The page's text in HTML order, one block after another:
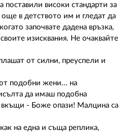
високи стандарти за
в детството им и гледат да
започвате дадена връзка,
изисквания. Не очаквайте
от силни, преуспели и
подобни жени... на
да имаш подобна
вкъщи - Боже опази! Малцина са
на една и съща реплика,